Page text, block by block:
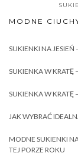
MODNE
SUKIENKI NA JESIEŃ
SUKIENKA W KRATĘ
SUKIENKA W KRATĘ
JAK WYBRAĆ
MODNE SUKIENKI
TEJ PORZE ROKU